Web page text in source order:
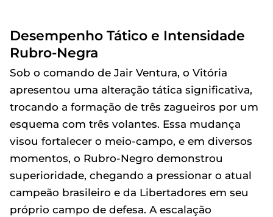
Desempenho Tático e Intensidade
Rubro-Negra
Sob o comando de Jair Ventura, o Vitória
apresentou uma alteração tática significativa,
trocando a formação de três zagueiros por um
esquema com três volantes. Essa mudança
visou fortalecer o meio-campo, e em diversos
momentos, o Rubro-Negro demonstrou
superioridade, chegando a pressionar o atual
campeão brasileiro e da Libertadores em seu
próprio campo de defesa. A escalação